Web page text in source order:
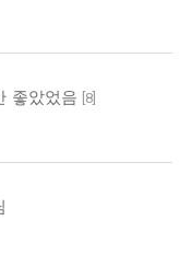
좋았었음 8